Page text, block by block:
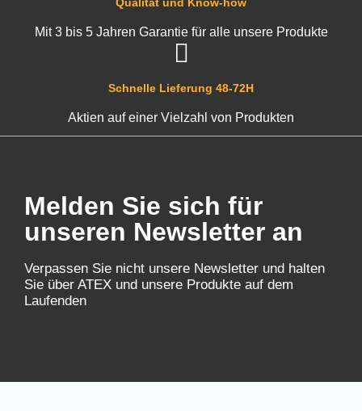
Schnelle Lieferung 48-72H
Aktien auf einer Vielzahl von Produkten
Qualität und Know-how
Mit 3 bis 5 Jahren Garantie für alle unsere Produkte
Melden Sie sich für
unseren Newsletter an
Verpassen Sie nicht unsere Newsletter und halten
Sie über ATEX und unsere Produkte auf dem
Laufenden